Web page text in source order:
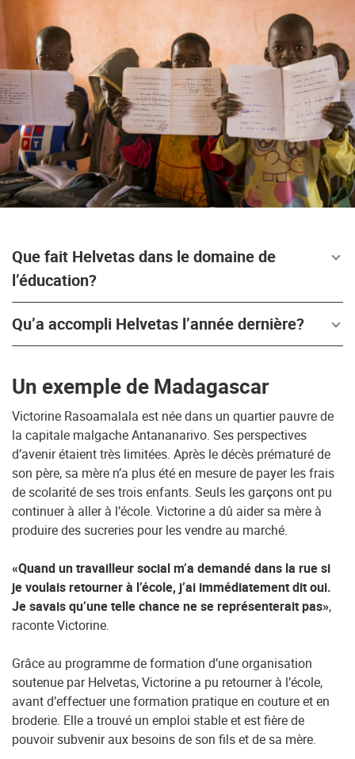
Que fait Helvetas dans le domaine de
l’éducation?
Qu’a accompli Helvetas l’année dernière?
Un exemple de Madagascar
Victorine Rasoamalala est née dans un quartier pauvre de
la capitale malgache Antananarivo. Ses perspectives
d’avenir étaient très limitées. Après le décès prématuré de
son père, sa mère n’a plus été en mesure de payer les frais
de scolarité de ses trois enfants. Seuls les garçons ont pu
continuer à aller à l’école. Victorine a dû aider sa mère à
produire des sucreries pour les vendre au marché.
«Quand un travailleur social m’a demandé dans la rue si
je voulais retourner à l’école, j’ai immédiatement dit oui.
Je savais qu’une telle chance ne se représenterait pas»,
raconte Victorine.
Grâce au programme de formation d’une organisation
soutenue par Helvetas, Victorine a pu retourner à l’école,
avant d’effectuer une formation pratique en couture et en
broderie. Elle a trouvé un emploi stable et est fière de
pouvoir subvenir aux besoins de son fils et de sa mère.